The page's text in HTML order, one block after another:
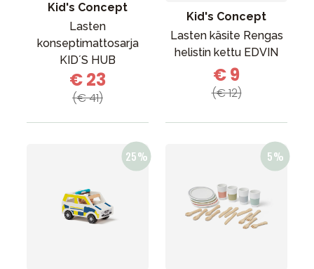
Kid's Concept
Lasten
konseptimattosarja
KID´S HUB
€ 23
(€ 41)
Kid's Concept
Lasten käsite Rengas
helistin kettu EDVIN
€ 9
(€ 12)